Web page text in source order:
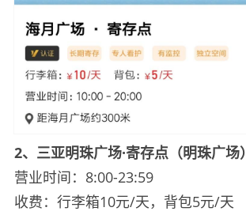
2、三亚明珠广场·寄存点（明珠广场）
营业时间：8:00-23:59
收费：行李箱10元/天，背包5元/天